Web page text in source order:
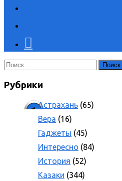
Найти:
Рубрики
Астрахань (65)
Вера (16)
Гаджеты (45)
Интересно (84)
История (52)
Казаки (344)